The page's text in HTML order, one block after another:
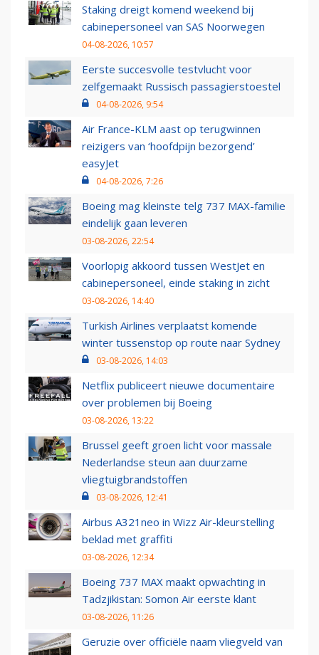
Staking dreigt komend weekend bij
cabinepersoneel van SAS Noorwegen
04-08-2026, 10:57
Eerste succesvolle testvlucht voor
zelfgemaakt Russisch passagierstoestel
04-08-2026, 9:54
Air France-KLM aast op terugwinnen
reizigers van ‘hoofdpijn bezorgend’
easyJet
04-08-2026, 7:26
Boeing mag kleinste telg 737 MAX-familie
eindelijk gaan leveren
03-08-2026, 22:54
Voorlopig akkoord tussen WestJet en
cabinepersoneel, einde staking in zicht
03-08-2026, 14:40
Turkish Airlines verplaatst komende
winter tussenstop op route naar Sydney
03-08-2026, 14:03
Netflix publiceert nieuwe documentaire
over problemen bij Boeing
03-08-2026, 13:22
Brussel geeft groen licht voor massale
Nederlandse steun aan duurzame
vliegtuigbrandstoffen
03-08-2026, 12:41
Airbus A321neo in Wizz Air-kleurstelling
beklad met graffiti
03-08-2026, 12:34
Boeing 737 MAX maakt opwachting in
Tadzjikistan: Somon Air eerste klant
03-08-2026, 11:26
Geruzie over officiële naam vliegveld van